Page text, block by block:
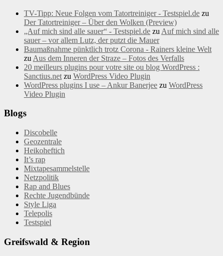
TV-Tipp: Neue Folgen vom Tatortreiniger - Testspiel.de zu
Der Tatortreiniger – Über den Wolken (Preview)
„Auf mich sind alle sauer“ - Testspiel.de zu Auf mich sind alle
sauer – vor allem Lutz, der putzt die Mauer
Baumaßnahme pünktlich trotz Corona - Rainers kleine Welt
zu Aus dem Inneren der Straze – Fotos des Verfalls
20 meilleurs plugins pour votre site ou blog WordPress :
Sanctius.net zu WordPress Video Plugin
WordPress plugins I use – Ankur Banerjee zu WordPress
Video Plugin
Blogs
Discobelle
Geozentrale
Heikoheftich
It’s rap
Mixtapesammelstelle
Netzpolitik
Rap and Blues
Rechte Jugendbünde
Style Liga
Telepolis
Testspiel
Greifswald & Region